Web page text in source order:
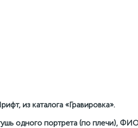
из каталога «Гравировка».
одного портрета (по плечи),